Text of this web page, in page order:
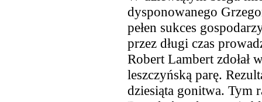
dysponowanego
pełen sukces
przez długi czas
Robert Lambert zdołał
leszczyńską parę.
dziesiąta gonitwa. Tym